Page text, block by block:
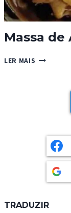
Massa de
LER MAIS MASSA
TRADUZIR